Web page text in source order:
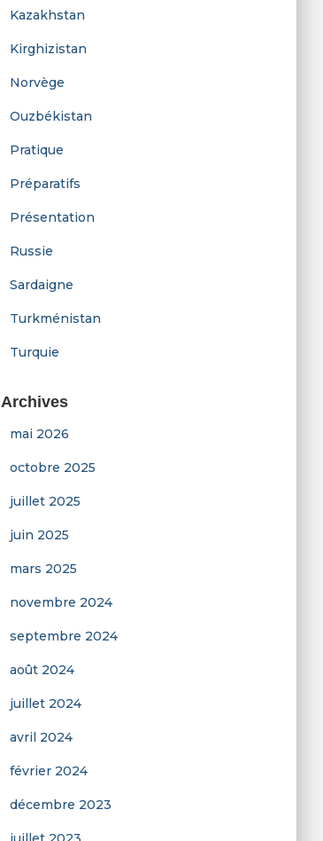
Kazakhstan
Kirghizistan
Norvège
Ouzbékistan
Pratique
Préparatifs
Présentation
Russie
Sardaigne
Turkménistan
Turquie
Archives
mai 2026
octobre 2025
juillet 2025
juin 2025
mars 2025
novembre 2024
septembre 2024
août 2024
juillet 2024
avril 2024
février 2024
décembre 2023